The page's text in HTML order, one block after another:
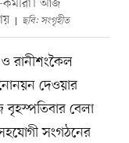
কর্মীরা। আজ
ছবি: সংগৃহীত
রানীশংকৈল
দেওয়ার
বেলা
সংগঠনের